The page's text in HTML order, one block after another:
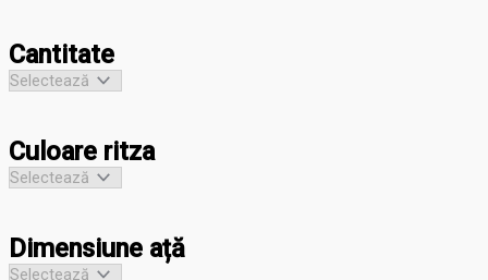
Cantitate
Culoare ritza
Dimensiune ață